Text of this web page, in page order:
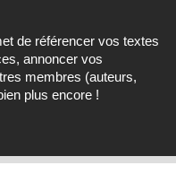
de référencer vos textes
annoncer vos
membres (auteurs,
plus encore !